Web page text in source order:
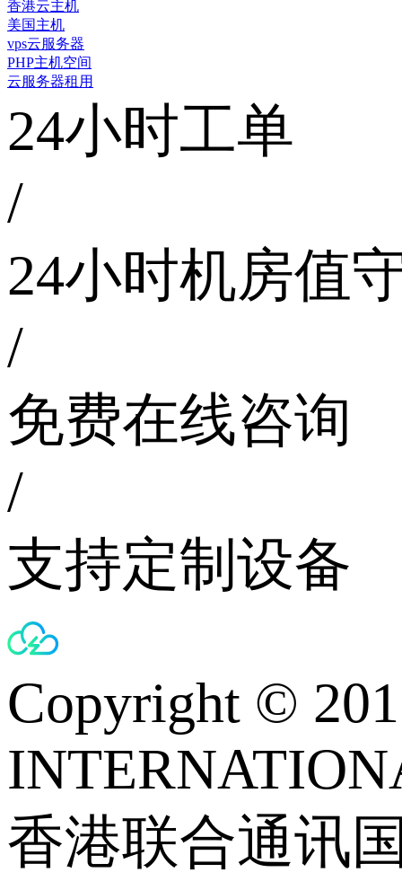
香港云主机
美国主机
vps云服务器
PHP主机空间
云服务器租用
24小时工单
/
24小时机房值
/
免费在线咨询
/
支持定制设备
Copyright ©
香港联合通讯